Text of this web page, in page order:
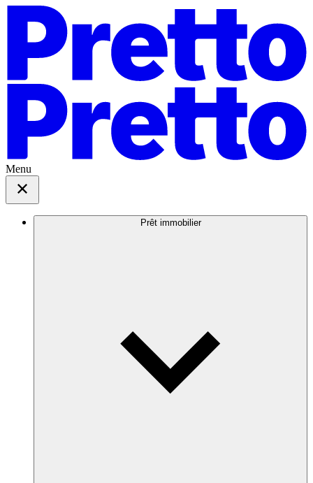
Menu
Prêt immobilier